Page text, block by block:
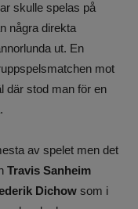
skulle spelas på
några direkta
ut. En
mot
där stod man för en
.
av spelet men det
Travis Sanheim
Dichow som i